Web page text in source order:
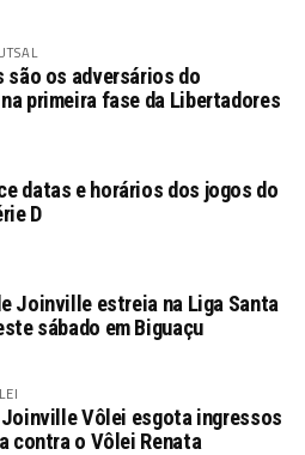
são os adversários do
primeira fase da Libertadores
datas e horários dos jogos do
D
Joinville estreia na Liga Santa
sábado em Biguaçu
Vôlei esgota ingressos
contra o Vôlei Renata